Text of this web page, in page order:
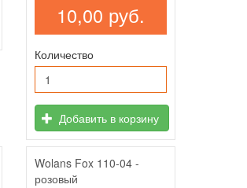
10,00 руб.
Количество
Добавить в корзину
Wolans Fox 110-04 -
розовый